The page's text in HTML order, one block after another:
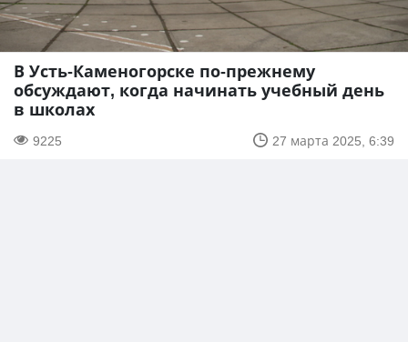
В Усть-Каменогорске по-прежнему
обсуждают, когда начинать учебный день
в школах
9225 27 марта 2025, 6:39